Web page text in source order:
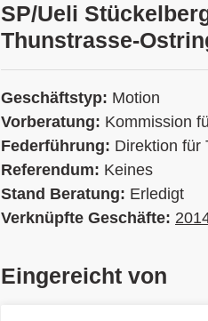
SP/Ueli
Thunstrasse-
Geschäftstyp: Motion
Vorberatung: Kommission
Federführung: Direktion für
Referendum: Keines
Stand Beratung: Erledigt
Verknüpfte Geschäfte:
Eingereicht von